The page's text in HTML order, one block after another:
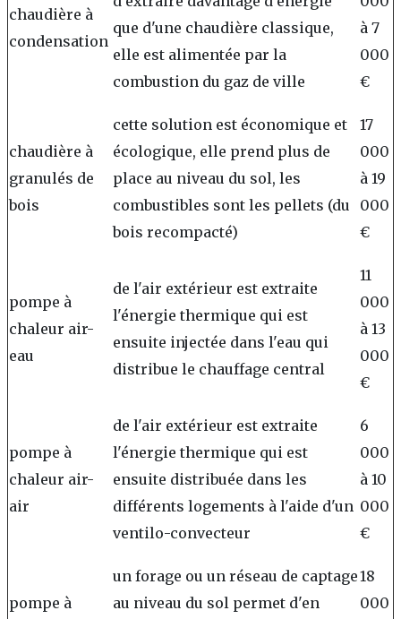
chaudière à
condensation
que d'une chaudière classique,
elle est alimentée par la
combustion du gaz de ville
à 7
000
€
chaudière à
granulés de
bois
cette solution est économique et
écologique, elle prend plus de
place au niveau du sol, les
combustibles sont les pellets (du
bois recompacté)
17
000
à 19
000
€
pompe à
chaleur air-
eau
de l'air extérieur est extraite
l'énergie thermique qui est
ensuite injectée dans l'eau qui
distribue le chauffage central
11
000
à 13
000
€
pompe à
chaleur air-
air
de l'air extérieur est extraite
l'énergie thermique qui est
ensuite distribuée dans les
différents logements à l'aide d'un
ventilo-convecteur
6
000
à 10
000
€
pompe à
un forage ou un réseau de captage
au niveau du sol permet d'en
18
000